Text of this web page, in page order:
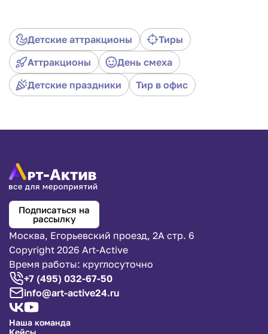
Детские аттракционы
Тиры
Аттракционы
День смеха
Детские праздники
Тир в офис
Подписаться на
рассылку
Москва, Егорьевский проезд, 2А стр. 6
Copyright 2026 Art-Active
Время работы: круглосуточно
+7 (495) 032-67-50
info@art-active24.ru
Наша команда
Кейсы